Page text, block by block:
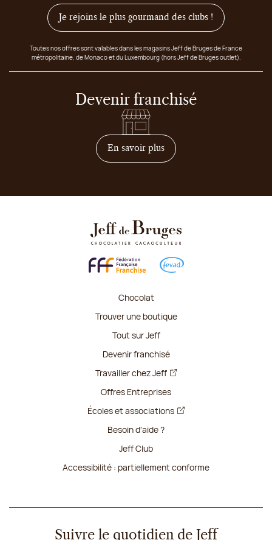
Je rejoins le plus gourmand des clubs !
Toutes nos offres sont valables dans les magasins Jeff de Bruges de France
métropolitaine, de Monaco et du Luxembourg (hors Jeff de Bruges outlet).
Devenir franchisé
En savoir plussur comment devenir
Chocolat
Trouver une boutique
Tout sur Jeff
Devenir franchisé
Travailler chez Jeff
Offres Entreprises
Écoles et associations
Besoin d'aide ?
Jeff Club
Accessibilité : partiellement conforme
Suivre le quotidien de Jeff